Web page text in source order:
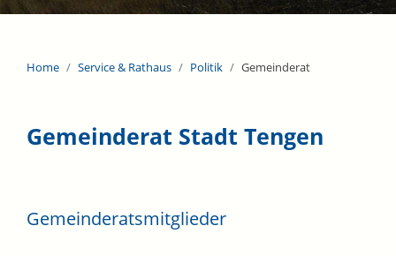
Home Service & Rathaus Politik Gemeinderat
Gemeinderat Stadt Tengen
Gemeinderatsmitglieder